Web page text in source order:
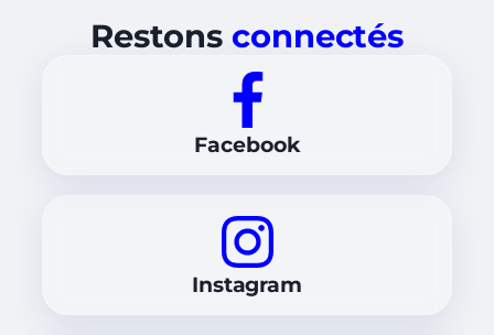
Restons connectés
Facebook
Instagram